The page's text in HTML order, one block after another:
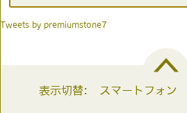
Tweets by premiumstone7
表示切替: スマートフォン